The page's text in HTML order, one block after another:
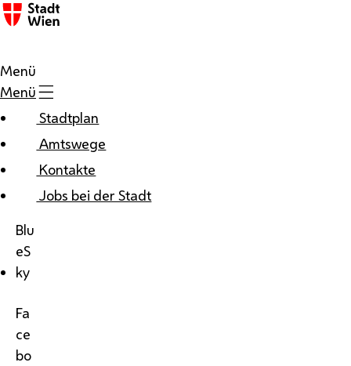
Menü
Menü
Stadtplan
Amtswege
Kontakte
Jobs bei der Stadt
Blu
eS
ky
Fa
ce
bo